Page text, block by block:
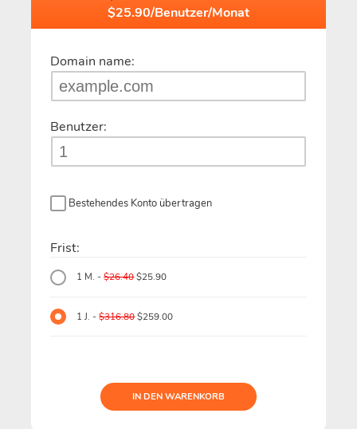
$25.90/Benutzer/Monat
Domain name:
Benutzer:
Bestehendes Konto übertragen
Frist:
1 M. -$26.40$25.90
1 J. -$316.80$259.00
IN DEN WARENKORB